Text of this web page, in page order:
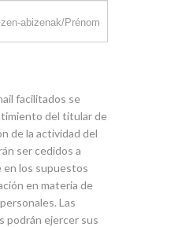
facilitados se
del titular de
de la actividad del
ser cedidos a
los supuestos
en materia de
Las
podrán ejercer sus